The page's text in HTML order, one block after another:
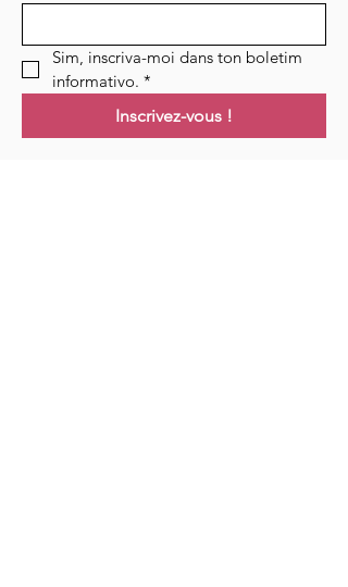
Sim, inscriva-moi dans ton boletim
informativo. *
Inscrivez-vous !